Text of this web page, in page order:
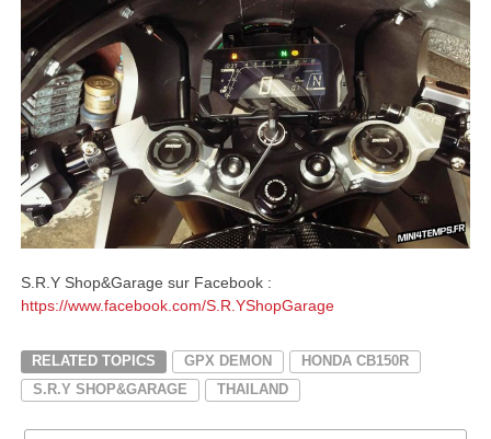
S.R.Y Shop&Garage sur Facebook :
https://www.facebook.com/S.R.YShopGarage
RELATED TOPICS GPX DEMON
HONDA CB150R
S.R.Y SHOP&GARAGE
THAILAND